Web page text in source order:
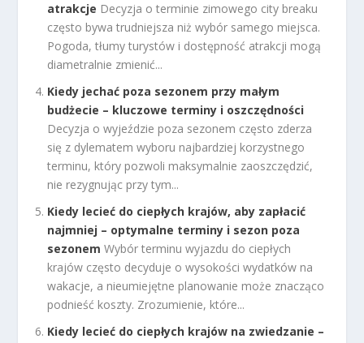
atrakcje Decyzja o terminie zimowego city breaku
często bywa trudniejsza niż wybór samego miejsca.
Pogoda, tłumy turystów i dostępność atrakcji mogą
diametralnie zmienić...
Kiedy jechać poza sezonem przy małym
budżecie – kluczowe terminy i oszczędności
Decyzja o wyjeździe poza sezonem często zderza
się z dylematem wyboru najbardziej korzystnego
terminu, który pozwoli maksymalnie zaoszczędzić,
nie rezygnując przy tym...
Kiedy lecieć do ciepłych krajów, aby zapłacić
najmniej – optymalne terminy i sezon poza
sezonem Wybór terminu wyjazdu do ciepłych
krajów często decyduje o wysokości wydatków na
wakacje, a nieumiejętne planowanie może znacząco
podnieść koszty. Zrozumienie, które...
Kiedy lecieć do ciepłych krajów na zwiedzanie –